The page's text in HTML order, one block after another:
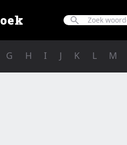
G H I J K L M